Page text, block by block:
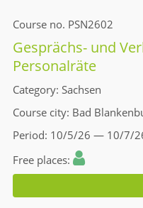
Course no. PSN2602
Gesprächs- und
Personalräte
Category Sachsen
Course city Bad
Period 10/5/26 — 10/7/
Free places